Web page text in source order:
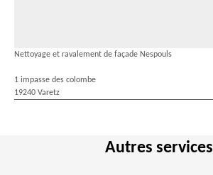
Nettoyage et ravalement de façade Nespouls
1 impasse des colombe
19240 Varetz
Autres services